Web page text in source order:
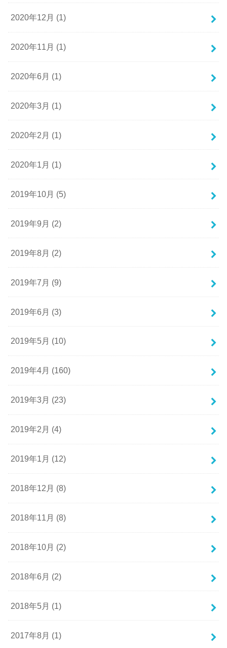
2020年12月 (1)
2020年11月 (1)
2020年6月 (1)
2020年3月 (1)
2020年2月 (1)
2020年1月 (1)
2019年10月 (5)
2019年9月 (2)
2019年8月 (2)
2019年7月 (9)
2019年6月 (3)
2019年5月 (10)
2019年4月 (160)
2019年3月 (23)
2019年2月 (4)
2019年1月 (12)
2018年12月 (8)
2018年11月 (8)
2018年10月 (2)
2018年6月 (2)
2018年5月 (1)
2017年8月 (1)